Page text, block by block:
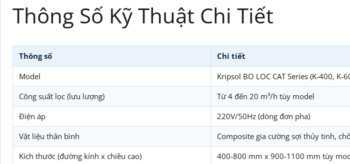
Thông Số Kỹ Thuật Chi Tiết
Thông số Chi tiết
Model Kripsol BO LOC CAT Series (K-400, K-
Công suất lọc (lưu lượng) Từ 4 đến 20 m³/h tùy model
Điện áp 220V/50Hz (dòng đơn pha)
Vật liệu thân bình Composite gia cường sợi thủy tinh,
Kích thước (đường kính x chiều cao) 400-800 mm x 900-1100 mm tùy